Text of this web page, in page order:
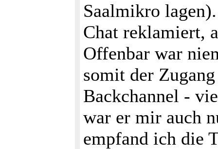
Saalmikro
Chat reklamiert,
Offenbar war
somit der
Backchannel -
war er mir auch
empfand ich die